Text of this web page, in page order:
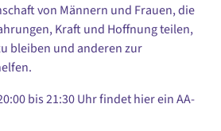
von Männern und Frauen, die
Kraft und Hoffnung teilen,
bleiben und anderen zur
bis 21:30 Uhr findet hier ein AA-